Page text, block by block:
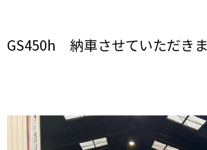
GS450h 納車させていただき